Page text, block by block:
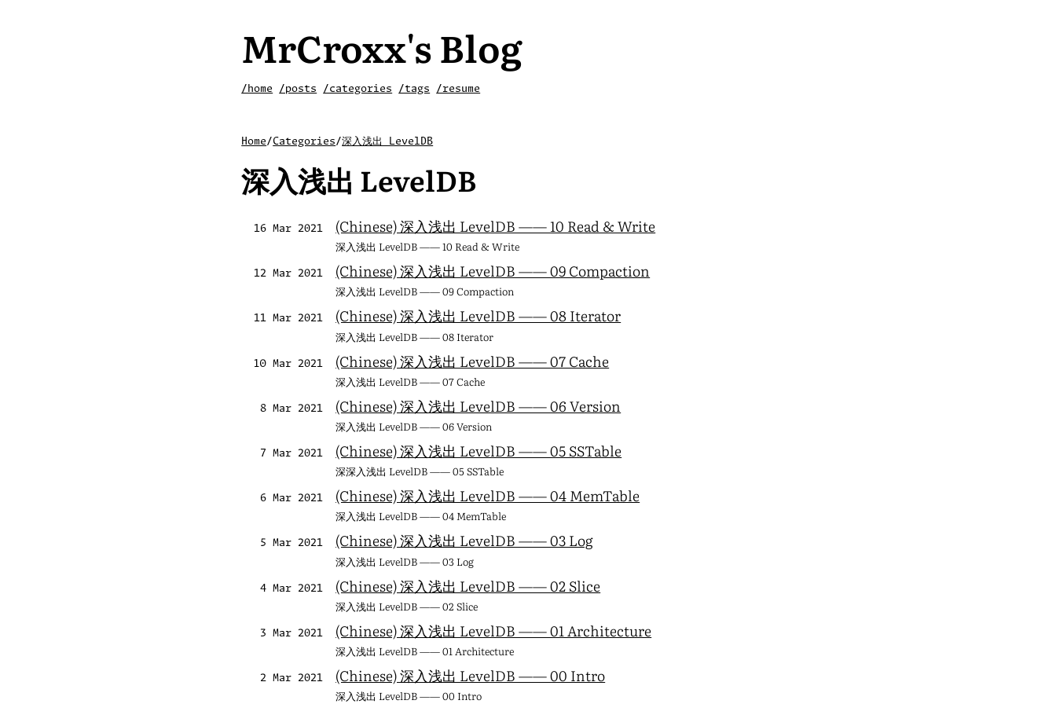
MrCroxx's Blog
/home /posts /categories /tags /resume
Home/Categories/深入浅出 LevelDB
深入浅出 LevelDB
16 Mar 2021 (Chinese) 深入浅出 LevelDB —— 10 Read & Write
深入浅出 LevelDB —— 10 Read & Write
12 Mar 2021 (Chinese) 深入浅出 LevelDB —— 09 Compaction
深入浅出 LevelDB —— 09 Compaction
11 Mar 2021 (Chinese) 深入浅出 LevelDB —— 08 Iterator
深入浅出 LevelDB —— 08 Iterator
10 Mar 2021 (Chinese) 深入浅出 LevelDB —— 07 Cache
深入浅出 LevelDB —— 07 Cache
8 Mar 2021 (Chinese) 深入浅出 LevelDB —— 06 Version
深入浅出 LevelDB —— 06 Version
7 Mar 2021 (Chinese) 深入浅出 LevelDB —— 05 SSTable
深深入浅出 LevelDB —— 05 SSTable
6 Mar 2021 (Chinese) 深入浅出 LevelDB —— 04 MemTable
深入浅出 LevelDB —— 04 MemTable
5 Mar 2021 (Chinese) 深入浅出 LevelDB —— 03 Log
深入浅出 LevelDB —— 03 Log
4 Mar 2021 (Chinese) 深入浅出 LevelDB —— 02 Slice
深入浅出 LevelDB —— 02 Slice
3 Mar 2021 (Chinese) 深入浅出 LevelDB —— 01 Architecture
深入浅出 LevelDB —— 01 Architecture
2 Mar 2021 (Chinese) 深入浅出 LevelDB —— 00 Intro
深入浅出 LevelDB —— 00 Intro